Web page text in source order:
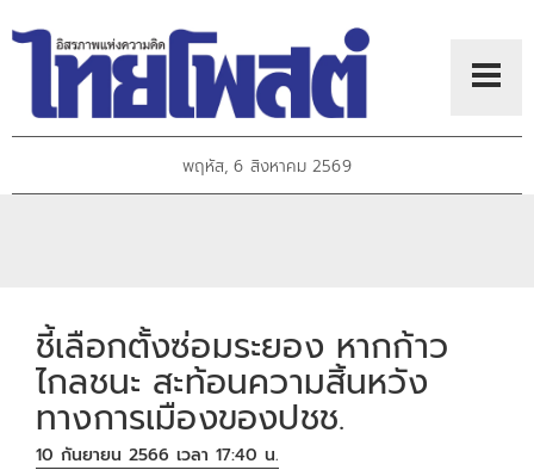
พฤหัส, 6 สิงหาคม 2569
ชี้เลือกตั้งซ่อมระยอง หากก้าว
ไกลชนะ สะท้อนความสิ้นหวัง
ทางการเมืองของปชช.
10 กันยายน 2566 เวลา 17:40 น.